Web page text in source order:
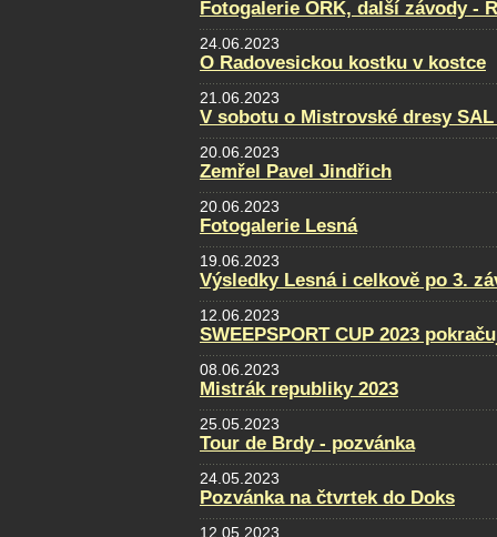
Fotogalerie ORK, další závody -
24.06.2023
O Radovesickou kostku v kostce
21.06.2023
V sobotu o Mistrovské dresy
20.06.2023
Zemřel Pavel Jindřich
20.06.2023
Fotogalerie Lesná
19.06.2023
Výsledky Lesná i celkově po 3.
12.06.2023
SWEEPSPORT CUP 2023
08.06.2023
Mistrák republiky 2023
25.05.2023
Tour de Brdy - pozvánka
24.05.2023
Pozvánka na čtvrtek do Doks
12.05.2023